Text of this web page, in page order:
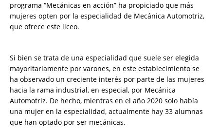
programa “Mecánicas en acción” ha propiciado que más
mujeres opten por la especialidad de Mecánica Automotriz,
que ofrece este liceo.
Si bien se trata de una especialidad que suele ser elegida
mayoritariamente por varones, en este establecimiento se
ha observado un creciente interés por parte de las mujeres
hacia la rama industrial, en especial, por Mecánica
Automotriz. De hecho, mientras en el año 2020 solo había
una mujer en la especialidad, actualmente hay 33 alumnas
que han optado por ser mecánicas.